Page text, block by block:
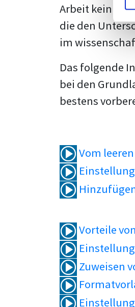
Arbeit kein
die den
im
Das folgende
bei den
bestens
Vom
Vorteile
Zuweisen